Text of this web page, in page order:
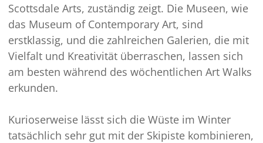
Scottsdale Arts, zuständig zeigt. Die Museen, wie
das Museum of Contemporary Art, sind
erstklassig, und die zahlreichen Galerien, die mit
Vielfalt und Kreativität überraschen, lassen sich
am besten während des wöchentlichen Art Walks
erkunden.
Kurioserweise lässt sich die Wüste im Winter
tatsächlich sehr gut mit der Skipiste kombinieren,